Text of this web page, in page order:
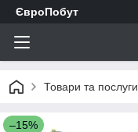
ЄвроПобут
Товари та послуги
–15%